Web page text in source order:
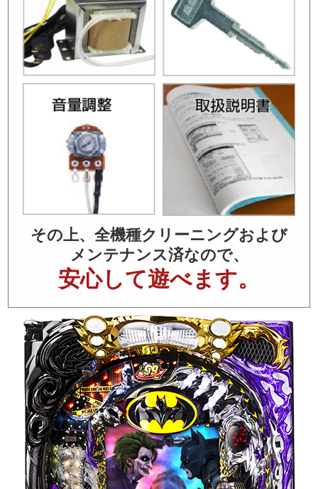
その上、全機種クリーニングおよび
メンテナンス済なので、
安心して遊べます。